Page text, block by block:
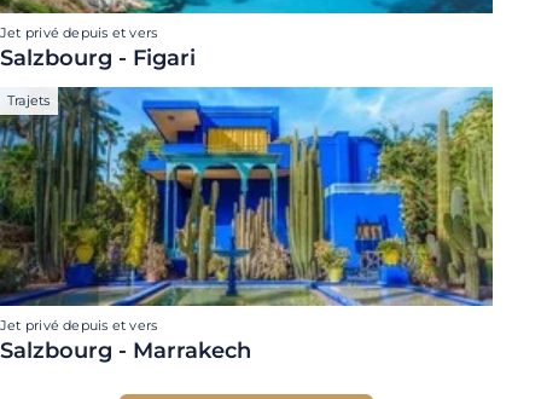
Jet privé depuis et vers
Salzbourg - Figari
Trajets
Jet privé depuis et vers
Salzbourg - Marrakech